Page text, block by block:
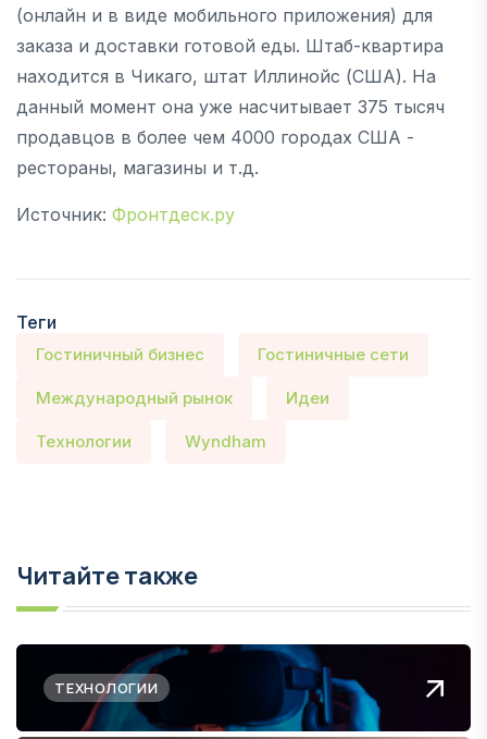
(онлайн и в виде мобильного приложения) для
заказа и доставки готовой еды. Штаб-квартира
находится в Чикаго, штат Иллинойс (США). На
данный момент она уже насчитывает 375 тысяч
продавцов в более чем 4000 городах США -
рестораны, магазины и т.д.
Источник: Фронтдеск.ру
Теги
Гостиничный бизнес Гостиничные сети
Международный рынок Идеи
Технологии Wyndham
Читайте также
ТЕХНОЛОГИИ